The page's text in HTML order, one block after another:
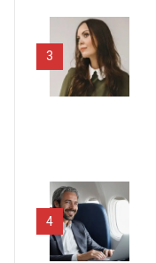
3
4